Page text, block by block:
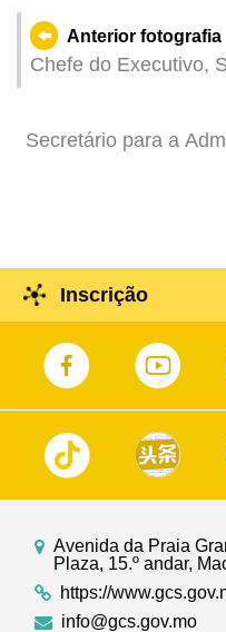
Anterior fotografia
Chefe do Executivo,
Masculina e
Internacional de
Secretário para a
deputados.
Inscrição
Avenida da Praia
Plaza, 15.º andar,
https://
info@gcs.gov.mo